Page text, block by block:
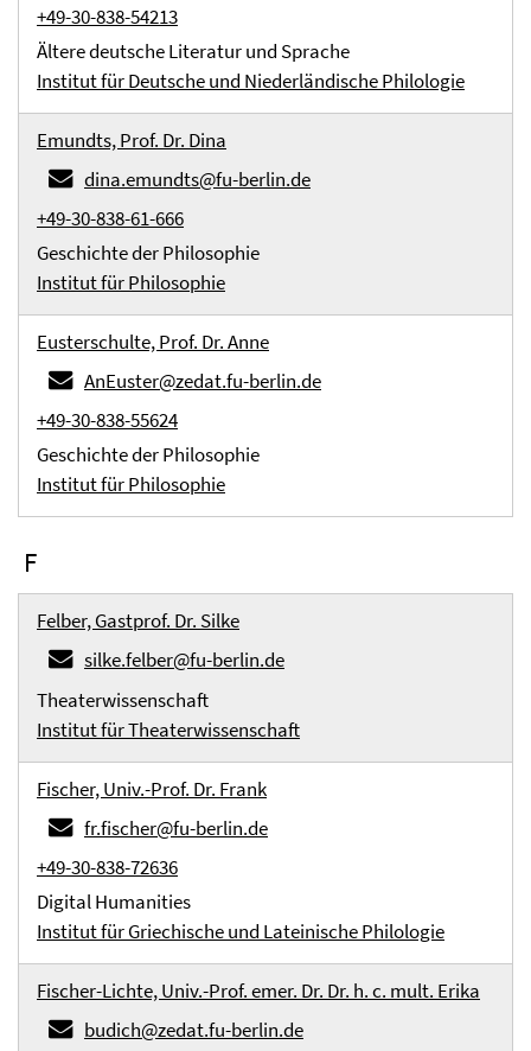
+49-30-838-54213
Ältere deutsche Literatur und Sprache
Institut für Deutsche und Niederländische Philologie
Emundts, Prof. Dr. Dina
dina.emundts@fu-berlin.de
+49-30-838-61-666
Geschichte der Philosophie
Institut für Philosophie
Eusterschulte, Prof. Dr. Anne
AnEuster@zedat.fu-berlin.de
+49-30-838-55624
Geschichte der Philosophie
Institut für Philosophie
F
Felber, Gastprof. Dr. Silke
silke.felber@fu-berlin.de
Theaterwissenschaft
Institut für Theaterwissenschaft
Fischer, Univ.-Prof. Dr. Frank
fr.fischer@fu-berlin.de
+49-30-838-72636
Digital Humanities
Institut für Griechische und Lateinische Philologie
Fischer-Lichte, Univ.-Prof. emer. Dr. Dr. h. c. mult. Erika
budich@zedat.fu-berlin.de